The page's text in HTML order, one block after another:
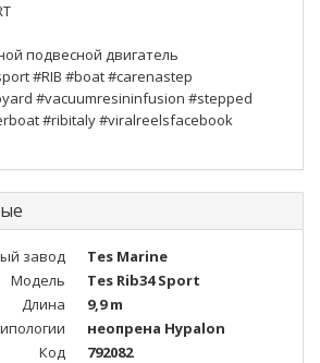
подвесной двигатель
#RIB #boat #carenastep
#vacuumresininfusion #stepped
#ribitaly #viralreelsfacebook
завод
Tes Marine
Модель
Tes Rib34 Sport
Длина
9,9 m
неопрена Hypalon
Код
792082